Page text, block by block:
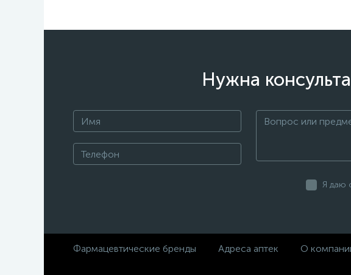
Нужна
Я даю
Фармацевтические бренды Адреса аптек О